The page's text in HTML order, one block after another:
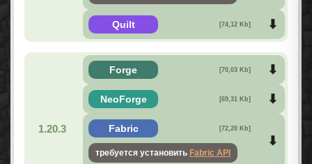
Quilt [74,12 Kb]
1.20.3
Forge [70,03 Kb]
NeoForge [69,31 Kb]
Fabric [72,20 Kb]
требуется установить Fabric API